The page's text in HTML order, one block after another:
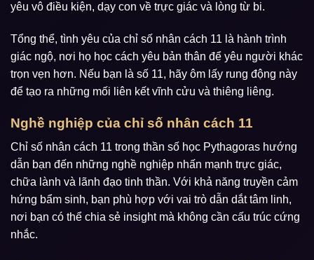
yêu vô điều kiện, dạy con về trực giác và lòng từ bi.
Tổng thể, tình yêu của chỉ số nhân cách 11 là hành trình
giác ngộ, nơi họ học cách yêu bản thân để yêu người khác
trọn vẹn hơn. Nếu bạn là số 11, hãy ôm lấy rung động này
để tạo ra những mối liên kết vĩnh cửu và thiêng liêng.
Nghề nghiệp của chỉ số nhân cách 11
Chỉ số nhân cách 11 trong thần số học Pythagoras hướng
dẫn bạn đến những nghề nghiệp nhấn mạnh trực giác,
chữa lành và lãnh đạo tinh thần. Với khả năng truyền cảm
hứng bẩm sinh, bạn phù hợp với vai trò dẫn dắt tâm linh,
nơi bạn có thể chia sẻ insight mà không cần cấu trúc cứng
nhắc.